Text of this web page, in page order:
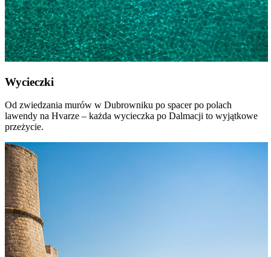
Wycieczki
Od zwiedzania murów w Dubrowniku po spacer po polach
lawendy na Hvarze – każda wycieczka po Dalmacji to wyjątkowe
przeżycie.